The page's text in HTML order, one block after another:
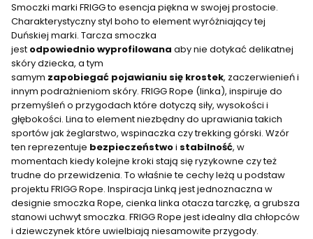
Smoczki marki FRIGG to esencja piękna w swojej prostocie.
Charakterystyczny styl boho to element wyróżniający tej
Duńskiej marki. Tarcza smoczka
jest odpowiedniowyprofilowana aby nie dotykać delikatnej
skóry dziecka, a tym
samym zapobiegać pojawianiu się krostek, zaczerwienień i
innym podrażnieniom skóry. FRIGG Rope (linka), inspiruje do
przemyśleń o przygodach które dotyczą siły, wysokości i
głębokości. Lina to element niezbędny do uprawiania takich
sportów jak żeglarstwo, wspinaczka czy trekking górski. Wzór
ten reprezentuje bezpieczeństwoi stabilność, w
momentach kiedy kolejne kroki stają się ryzykowne czy też
trudne do przewidzenia. To właśnie te cechy leżą u podstaw
projektu FRIGG Rope. Inspiracja Linką jest jednoznaczna w
designie smoczka Rope, cienka linka otacza tarczkę, a grubsza
stanowi uchwyt smoczka. FRIGG Rope jest idealny dla chłopców
i dziewczynek które uwielbiają niesamowite przygody.